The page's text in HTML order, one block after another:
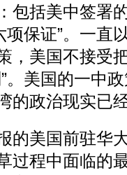
包括美中签署
项保证”。一直
，美国不接受
。美国的一中
的政治现实已
的美国前驻华
过程中面临的